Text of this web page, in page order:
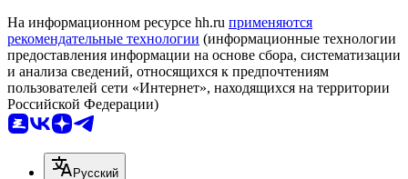
На информационном ресурсе hh.ru применяются
рекомендательные технологии (информационные технологии
предоставления информации на основе сбора, систематизации
и анализа сведений, относящихся к предпочтениям
пользователей сети «Интернет», находящихся на территории
Российской Федерации)
Русский